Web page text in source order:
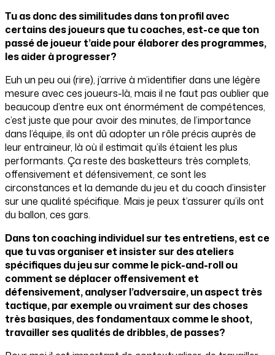
Tu as donc des similitudes dans ton profil avec
certains des joueurs que tu coaches, est-ce que ton
passé de joueur t’aide pour élaborer des programmes,
les aider à progresser?
Euh un peu oui (rire), j’arrive à m’identifier dans une légère
mesure avec ces joueurs-là, mais il ne faut pas oublier que
beaucoup d’entre eux ont énormément de compétences,
c’est juste que pour avoir des minutes, de l’importance
dans l’équipe, ils ont dû adopter un rôle précis auprès de
leur entraineur, là où il estimait qu’ils étaient les plus
performants. Ça reste des basketteurs très complets,
offensivement et défensivement, ce sont les
circonstances et la demande du jeu et du coach d’insister
sur une qualité spécifique. Mais je peux t’assurer qu’ils ont
du ballon, ces gars.
Dans ton coaching individuel sur tes entretiens, est ce
que tu vas organiser et insister sur des ateliers
spécifiques du jeu sur comme le pick-and-roll ou
comment se déplacer offensivement et
défensivement, analyser l’adversaire, un aspect très
tactique, par exemple ou vraiment sur des choses
très basiques, des fondamentaux comme le shoot,
travailler ses qualités de dribbles, de passes?